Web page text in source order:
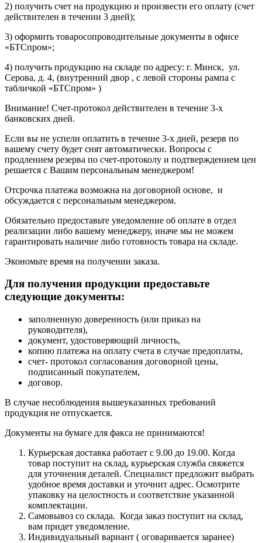
2) получить счет на продукцию и произвести его оплату (счет
действителен в течении 3 дней);
3) оформить товаросопроводительные документы в офисе
«БТСпром»;
4) получить продукцию на складе по адресу: г. Минск, ул.
Серова, д. 4, (внутренний двор , с левой стороны рампа с
табличкой «БТСпром» )
Внимание! Счет-протокол действителен в течение 3-х
банковских дней.
Если вы не успели оплатить в течение 3-х дней, резерв по
вашему счету будет снят автоматически. Вопросы с
продлением резерва по счет-протоколу и подтверждением цен
решается с Вашим персональным менеджером!
Отсрочка платежа возможна на договорной основе, и
обсуждается с персональным менеджером.
Обязательно предоставьте уведомление об оплате в отдел
реализации либо вашему менеджеру, иначе мы не можем
гарантировать наличие либо готовность товара на складе.
Экономьте время на получении заказа.
Для получения продукции предоставьте
следующие документы:
заполненную доверенность (или приказ на
руководителя),
документ, удостоверяющий личность,
копию платежа на оплату счета в случае предоплаты,
счет- протокол согласования договорной цены,
подписанный покупателем,
договор.
В случае несоблюдения вышеуказанных требований
продукция не отпускается.
Документы на бумаге для факса не принимаются!
Курьерская доставка работает с 9.00 до 19.00. Когда
товар поступит на склад, курьерская служба свяжется
для уточнения деталей. Специалист предложит выбрать
удобное время доставки и уточнит адрес. Осмотрите
упаковку на целостность и соответствие указанной
комплектации.
Самовывоз со склада. Когда заказ поступит на склад,
вам придет уведомление.
Индивидуальный вариант ( оговаривается заранее)